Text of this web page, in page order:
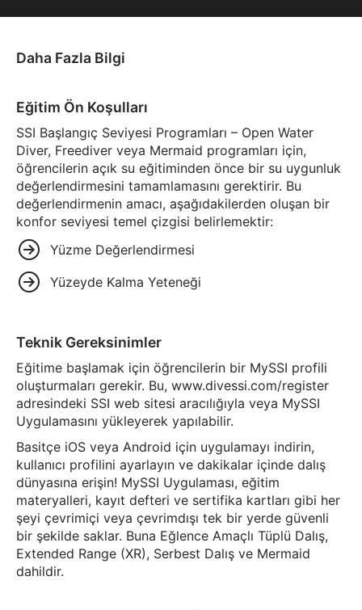
Daha Fazla Bilgi
Eğitim Ön Koşulları
SSI Başlangıç Seviyesi Programları – Open Water
Diver, Freediver veya Mermaid programları için,
öğrencilerin açık su eğitiminden önce bir su uygunluk
değerlendirmesini tamamlamasını gerektirir. Bu
değerlendirmenin amacı, aşağıdakilerden oluşan bir
konfor seviyesi temel çizgisi belirlemektir:
Yüzme Değerlendirmesi
Yüzeyde Kalma Yeteneği
Teknik Gereksinimler
Eğitime başlamak için öğrencilerin bir MySSI profili
oluşturmaları gerekir. Bu, www.divessi.com/register
adresindeki SSI web sitesi aracılığıyla veya MySSI
Uygulamasını yükleyerek yapılabilir.
Basitçe iOS veya Android için uygulamayı indirin,
kullanıcı profilini ayarlayın ve dakikalar içinde dalış
dünyasına erişin! MySSI Uygulaması, eğitim
materyalleri, kayıt defteri ve sertifika kartları gibi her
şeyi çevrimiçi veya çevrimdışı tek bir yerde güvenli
bir şekilde saklar. Buna Eğlence Amaçlı Tüplü Dalış,
Extended Range (XR), Serbest Dalış ve Mermaid
dahildir.